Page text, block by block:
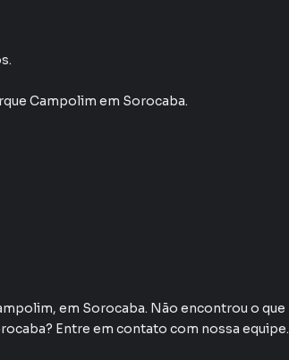
Campolim em Sorocaba.
em Sorocaba. Não encontrou o que
Entre em contato com nossa equipe.